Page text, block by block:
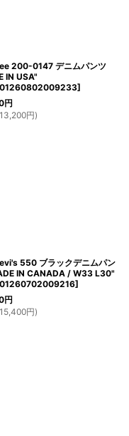
200-0147 デニムパンツ
IN USA"
]
円
13,200円)
550 ブラックデニムパン
IN CANADA / W33 L30"
]
円
15,400円)